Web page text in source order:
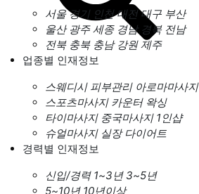
서울 경기 인천 대전 대구 부산
울산 광주 세종 경남 경북 전남
전북 충북 충남 강원 제주
업종별 인재정보
스웨디시 피부관리 아로마마사지
스포츠마사지 카운터 왁싱
타이마사지 중국마사지 1인샵
슈얼마사지 실장 다이어트
경력별 인재정보
신입/경력 1~3년 3~5년
5~10년 10년이상